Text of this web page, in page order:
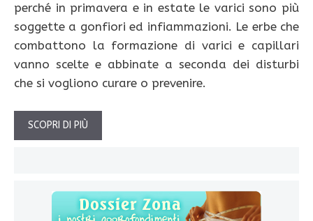
perché in primavera e in estate le varici sono più
soggette a gonfiori ed infiammazioni. Le erbe che
combattono la formazione di varici e capillari
vanno scelte e abbinate a seconda dei disturbi
che si vogliono curare o prevenire.
SCOPRI DI PIÙ